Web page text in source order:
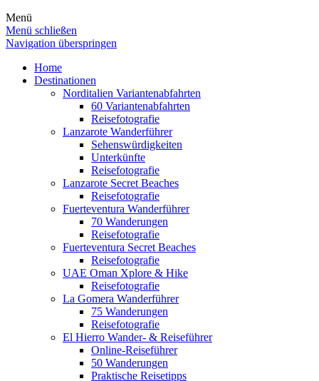
Menü
Menü schließen
Navigation überspringen
Home
Destinationen
Norditalien Variantenabfahrten
60 Variantenabfahrten
Reisefotografie
Lanzarote Wanderführer
Sehenswürdigkeiten
Unterkünfte
Reisefotografie
Lanzarote Secret Beaches
Reisefotografie
Fuerteventura Wanderführer
70 Wanderungen
Reisefotografie
Fuerteventura Secret Beaches
Reisefotografie
UAE Oman Xplore & Hike
Reisefotografie
La Gomera Wanderführer
75 Wanderungen
Reisefotografie
El Hierro Wander- & Reiseführer
Online-Reiseführer
50 Wanderungen
Praktische Reisetipps